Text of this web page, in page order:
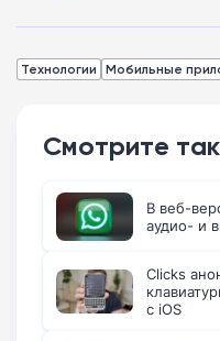
Технологии Мобильные
Смотрите
В веб-
аудио- и
Clicks
с iOS